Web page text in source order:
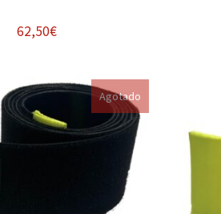
62,50€
Agotado
Leer más